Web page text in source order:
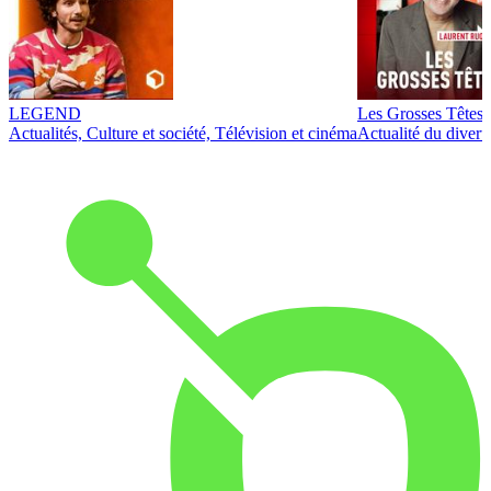
LEGEND
Actualités, Culture et société, Télévision et cinéma
Les Grosses Têtes
Actualité du